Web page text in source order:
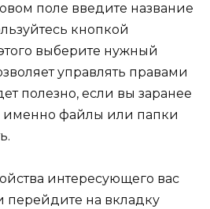
поле введите название
кнопкой
выберите нужный
управлять правами
полезно, если вы заранее
именно файлы или папки
интересующего вас
перейдите на вкладку